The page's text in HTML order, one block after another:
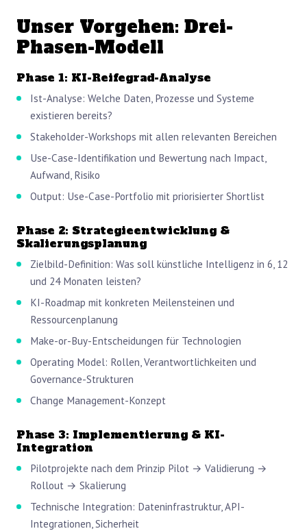
Unser Vorgehen: Drei-
Phasen-Modell
Phase 1: KI-Reifegrad-Analyse
Ist-Analyse: Welche Daten, Prozesse und Systeme
existieren bereits?
Stakeholder-Workshops mit allen relevanten Bereichen
Use-Case-Identifikation und Bewertung nach Impact,
Aufwand, Risiko
Output: Use-Case-Portfolio mit priorisierter Shortlist
Phase 2: Strategieentwicklung &
Skalierungsplanung
Zielbild-Definition: Was soll künstliche Intelligenz in 6, 12
und 24 Monaten leisten?
KI-Roadmap mit konkreten Meilensteinen und
Ressourcenplanung
Make-or-Buy-Entscheidungen für Technologien
Operating Model: Rollen, Verantwortlichkeiten und
Governance-Strukturen
Change Management-Konzept
Phase 3: Implementierung & KI-
Integration
Pilotprojekte nach dem Prinzip Pilot → Validierung →
Rollout → Skalierung
Technische Integration: Dateninfrastruktur, API-
Integrationen, Sicherheit